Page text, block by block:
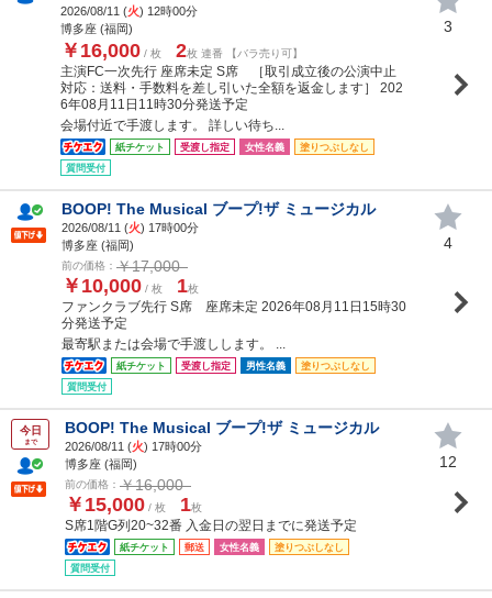
2026/08/11 (火) 12時00分
博多座 (福岡)
￥16,000 / 枚 2枚 連番 【バラ売り可】
主演FC一次先行 座席未定 S席 ［取引成立後の公演中止
対応：送料・手数料を差し引いた全額を返金します］ 202
6年08月11日11時30分発送予定
会場付近で手渡します。 詳しい待ち...
紙チケット 受渡し指定 女性名義
塗りつぶしなし
質問受付
3
BOOP! The Musical ブープ!ザ ミュージカル
2026/08/11 (火) 17時00分
博多座 (福岡)
前の価格： ￥17,000
￥10,000 / 枚 1枚
ファンクラブ先行 S席 座席未定 2026年08月11日15時30
分発送予定
最寄駅または会場で手渡しします。 ...
紙チケット 受渡し指定 男性名義
塗りつぶしなし
質問受付
4
今日
まで
BOOP! The Musical ブープ!ザ ミュージカル
2026/08/11 (火) 17時00分
博多座 (福岡)
前の価格： ￥16,000
￥15,000 / 枚 1枚
S席1階G列20~32番 入金日の翌日までに発送予定
紙チケット 郵送 女性名義
塗りつぶしなし
質問受付
12